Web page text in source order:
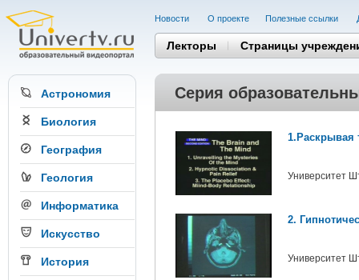
Астрономия
Биология
География
Геология
Информатика
Искусство
История
Новости О проекте Полезные cсылки
Лекторы Страницы
Серия
1.Раскрывая
Университет
2.
Университет